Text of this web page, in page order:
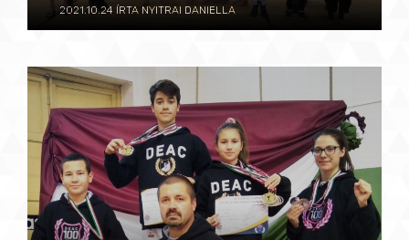
2021.10.24 ÍRTA NYITRAI DANIELLA